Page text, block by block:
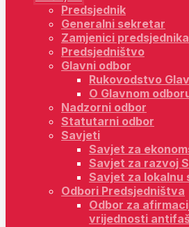
Predsjednik
Generalni sekretar
Zamjenici predsjednika
Predsjedništvo
Glavni odbor
Rukovodstvo
O Glavnom
Nadzorni odbor
Statutarni odbor
Savjeti
Savjet za
Savjet za razvoj
Savjet za lokalnu
Odbori Predsjedništva
Odbor za
vrijednosti